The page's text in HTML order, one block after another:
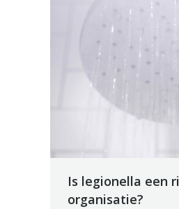
Is legionella een
organisatie?